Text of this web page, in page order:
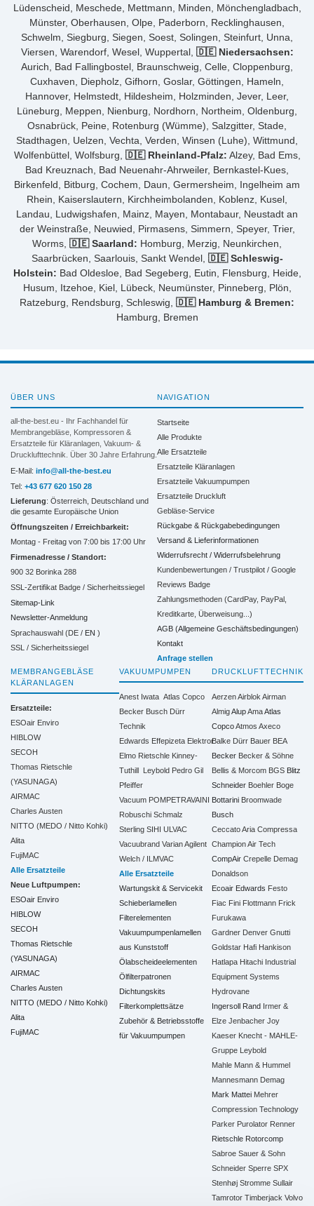
Lüdenscheid, Meschede, Mettmann, Minden, Mönchengladbach,
Münster, Oberhausen, Olpe, Paderborn, Recklinghausen,
Schwelm, Siegburg, Siegen, Soest, Solingen, Steinfurt, Unna,
Viersen, Warendorf, Wesel, Wuppertal, 🇩🇪 Niedersachsen:
Aurich, Bad Fallingbostel, Braunschweig, Celle, Cloppenburg,
Cuxhaven, Diepholz, Gifhorn, Goslar, Göttingen, Hameln,
Hannover, Helmstedt, Hildesheim, Holzminden, Jever, Leer,
Lüneburg, Meppen, Nienburg, Nordhorn, Northeim, Oldenburg,
Osnabrück, Peine, Rotenburg (Wümme), Salzgitter, Stade,
Stadthagen, Uelzen, Vechta, Verden, Winsen (Luhe), Wittmund,
Wolfenbüttel, Wolfsburg, 🇩🇪 Rheinland-Pfalz: Alzey, Bad Ems,
Bad Kreuznach, Bad Neuenahr-Ahrweiler, Bernkastel-Kues,
Birkenfeld, Bitburg, Cochem, Daun, Germersheim, Ingelheim am
Rhein, Kaiserslautern, Kirchheimbolanden, Koblenz, Kusel,
Landau, Ludwigshafen, Mainz, Mayen, Montabaur, Neustadt an
der Weinstraße, Neuwied, Pirmasens, Simmern, Speyer, Trier,
Worms, 🇩🇪 Saarland: Homburg, Merzig, Neunkirchen,
Saarbrücken, Saarlouis, Sankt Wendel, 🇩🇪 Schleswig-
Holstein: Bad Oldesloe, Bad Segeberg, Eutin, Flensburg, Heide,
Husum, Itzehoe, Kiel, Lübeck, Neumünster, Pinneberg, Plön,
Ratzeburg, Rendsburg, Schleswig, 🇩🇪 Hamburg & Bremen:
Hamburg, Bremen
ÜBER UNS
all-the-best.eu - Ihr Fachhandel für
Membrangebläse, Kompressoren &
Ersatzteile für Kläranlagen, Vakuum- &
Drucklufttechnik. Über 30 Jahre Erfahrung.
E-Mail: info@all-the-best.eu
Tel: +43 677 620 150 28
Lieferung: Österreich, Deutschland und
die gesamte Europäische Union
Öffnungszeiten / Erreichbarkeit:
Montag - Freitag von 7:00 bis 17:00 Uhr
Firmenadresse / Standort:
900 32 Borinka 288
SSL-Zertifikat Badge / Sicherheitssiegel
Sitemap-Link
Newsletter-Anmeldung
Sprachauswahl (DE / EN )
SSL / Sicherheitssiegel
NAVIGATION
Startseite
Alle Produkte
Alle Ersatzteile
Ersatzteile Kläranlagen
Ersatzteile Vakuumpumpen
Ersatzteile Druckluft
Gebläse-Service
Rückgabe & Rückgabebedingungen
Versand & Lieferinformationen
Widerrufsrecht / Widerrufsbelehrung
Kundenbewertungen / Trustpilot / Google
Reviews Badge
Zahlungsmethoden (CardPay, PayPal,
Kreditkarte, Überweisung...)
AGB (Allgemeine Geschäftsbedingungen)
Kontakt
Anfrage stellen
MEMBRANGEBLÄSE
KLÄRANLAGEN
Ersatzteile:
ESOair Enviro
HIBLOW
SECOH
Thomas Rietschle
(YASUNAGA)
AIRMAC
Charles Austen
NITTO (MEDO / Nitto Kohki)
Alita
FujiMAC
Alle Ersatzteile
Neue Luftpumpen:
ESOair Enviro
HIBLOW
SECOH
Thomas Rietschle
(YASUNAGA)
AIRMAC
Charles Austen
NITTO (MEDO / Nitto Kohki)
Alita
FujiMAC
VAKUUMPUMPEN
Anest Iwata Atlas Copco
Becker Busch Dürr
Technik
Edwards Effepizeta Elektror
Elmo Rietschle Kinney-
Tuthill Leybold Pedro Gil
Pfeiffer
Vacuum POMPETRAVAINI
Robuschi Schmalz
Sterling SIHI ULVAC
Vacuubrand Varian Agilent
Welch / ILMVAC
Alle Ersatzteile
Wartungskit & Servicekit
Schieberlamellen
Filterelementen
Vakuumpumpenlamellen
aus Kunststoff
Ölabscheideelementen
Ölfilterpatronen
Dichtungskits
Filterkomplettsätze
Zubehör & Betriebsstoffe
für Vakuumpumpen
DRUCKLUFTTECHNIK
AerzenAirblok Airman
Almig Alup Ama Atlas
Copco Atmos Axeco
Balke Dürr Bauer BEA
Becker Becker & Söhne
Bellis & Morcom BGS Blitz
Schneider Boehler Boge
Bottarini Broomwade
Busch
Ceccato Aria Compressa
Champion Air Tech
CompAir Crepelle Demag
Donaldson
Ecoair Edwards Festo
Fiac Fini Flottmann Frick
Furukawa
Gardner Denver Gnutti
Goldstar Hafi Hankison
Hatlapa Hitachi Industrial
Equipment Systems
Hydrovane
Ingersoll Rand Irmer &
Elze Jenbacher Joy
Kaeser Knecht - MAHLE-
Gruppe Leybold
Mahle Mann & Hummel
Mannesmann Demag
Mark Mattei Mehrer
Compression Technology
Parker Purolator Renner
Rietschle Rotorcomp
Sabroe Sauer & Sohn
Schneider Sperre SPX
Stenhøj Stromme Sullair
Tamrotor Timberjack Volvo